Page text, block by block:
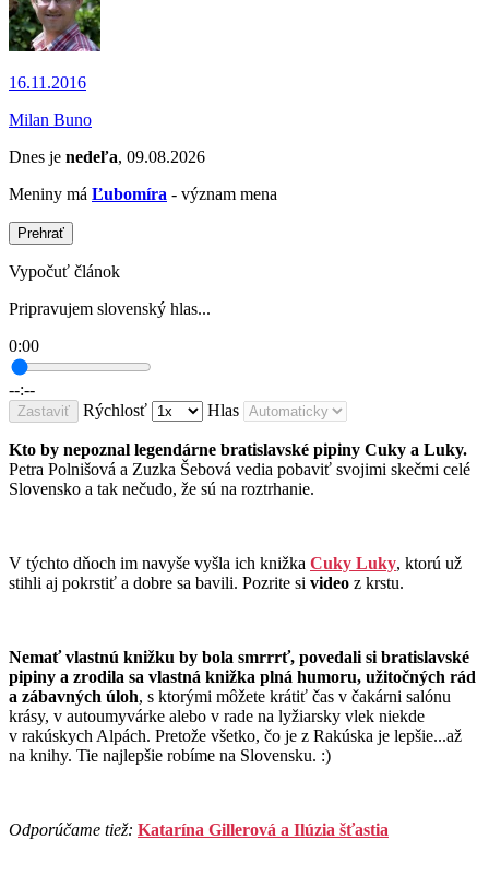
16.11.2016
Milan Buno
Dnes je nedeľa, 09.08.2026
Meniny má Ľubomíra - význam mena
Prehrať
Vypočuť článok
Pripravujem slovenský hlas...
0:00
--:--
Zastaviť Rýchlosť Hlas
Kto by nepoznal legendárne bratislavské pipiny Cuky a Luky.
Petra Polnišová a Zuzka Šebová vedia pobaviť svojimi skečmi celé
Slovensko a tak nečudo, že sú na roztrhanie.
V týchto dňoch im navyše vyšla ich knižka Cuky Luky, ktorú už
stihli aj pokrstiť a dobre sa bavili. Pozrite si video z krstu.
Nemať vlastnú knižku by bola smrrrť, povedali si bratislavské
pipiny a zrodila sa vlastná knižka plná humoru, užitočných rád
a zábavných úloh, s ktorými môžete krátiť čas v čakárni salónu
krásy, v autoumyvárke alebo v rade na lyžiarsky vlek niekde
v rakúskych Alpách. Pretože všetko, čo je z Rakúska je lepšie...až
na knihy. Tie najlepšie robíme na Slovensku. :)
Odporúčame tiež: Katarína Gillerová a Ilúzia šťastia